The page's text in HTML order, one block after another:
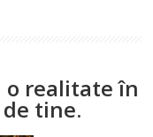
o realitate în
tine.